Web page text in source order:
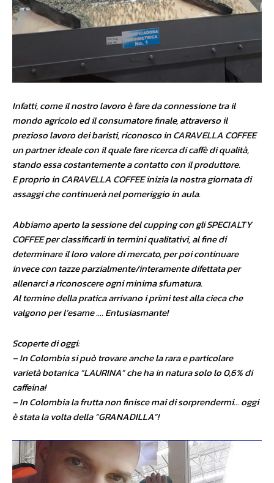
Infatti, come il nostro lavoro è fare da connessione tra il
mondo agricolo ed il consumatore finale, attraverso il
prezioso lavoro dei baristi, riconosco in CARAVELLA COFFEE
un partner ideale con il quale fare ricerca di caffè di qualità,
stando essa costantemente a contatto con il produttore.
E proprio in CARAVELLA COFFEE inizia la nostra giornata di
assaggi che continuerà nel pomeriggio in aula.
Abbiamo aperto la sessione del cupping con gli SPECIALTY
COFFEE per classificarli in termini qualitativi, al fine di
determinare il loro valore di mercato, per poi continuare
invece con tazze parzialmente/interamente difettata per
allenarci a riconoscere ogni minima sfumatura.
Al termine della pratica arrivano i primi test alla cieca che
valgono per l’esame …. Entusiasmante!
Scoperte di oggi:
– In Colombia si può trovare anche la rara e particolare
varietà botanica “LAURINA” che ha in natura solo lo 0,6% di
caffeina!
– In Colombia la frutta non finisce mai di sorprendermi… oggi
è stata la volta della “GRANADILLA”!